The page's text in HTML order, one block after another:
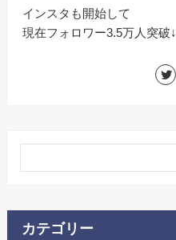
インスタも開始して
現在フォロワー3.5万人突破↓
カテゴリー